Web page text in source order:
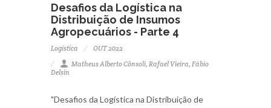
Desafios da Logística na
Distribuição de Insumos
Agropecuários - Parte 4
Logística
OUT 2022
Matheus Alberto Cônsoli, Rafael Vieira, Fábio
Delsin
"Desafios da Logística na Distribuição de